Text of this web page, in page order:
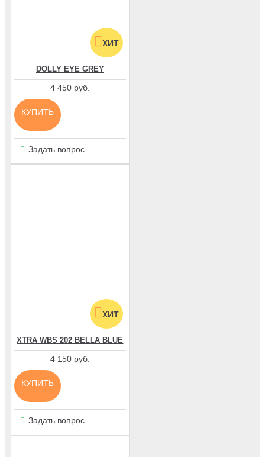
ХИТ
DOLLY EYE GREY
4 450 руб.
КУПИТЬ
Задать вопрос
ХИТ
XTRA WBS 202 BELLA BLUE
4 150 руб.
КУПИТЬ
Задать вопрос